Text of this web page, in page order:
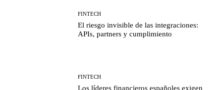
FINTECH
El riesgo invisible de las integraciones:
APIs, partners y cumplimiento
FINTECH
Los líderes financieros españoles exigen